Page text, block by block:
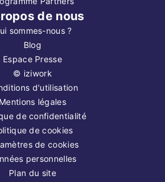
de nous
sommes-nous ?
Blog
Espace Presse
© iziwork
d'utilisation
Mentions légales
de confidentialité
de cookies
de cookies
personnelles
Plan du site